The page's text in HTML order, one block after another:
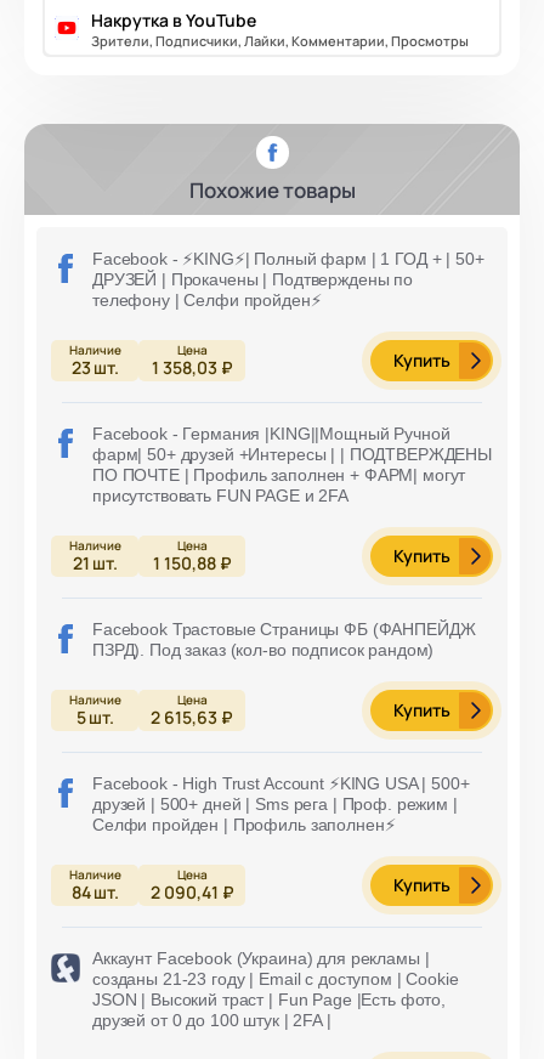
Накрутка в YouTube
Зрители, Подписчики, Лайки, Комментарии, Просмотры
Похожие товары
Facebook - ⚡️KING⚡️| Полный фарм | 1 ГОД + | 50+
ДРУЗЕЙ | Прокачены | Подтверждены по
телефону | Селфи пройден⚡️
23шт. 1 358,03 ₽ Купить
Facebook - Германия |KING||Мощный Ручной
фарм| 50+ друзей +Интересы | | ПОДТВЕРЖДЕНЫ
ПО ПОЧТЕ | Профиль заполнен + ФАРМ| могут
присутствовать FUN PAGE и 2FA
21 шт. 1 150,88 ₽ Купить
Facebook Трастовые Страницы ФБ (ФАНПЕЙДЖ
ПЗРД). Под заказ (кол-во подписок рандом)
5шт. 2 615,63 ₽ Купить
Facebook - High Trust Account ⚡️KING USA | 500+
друзей | 500+ дней | Sms рега | Проф. режим |
Селфи пройден | Профиль заполнен⚡️
84шт. 2 090,41 ₽ Купить
Аккаунт Facebook (Украина) для рекламы |
созданы 21-23 году | Email с доступом | Cookie
JSON | Высокий траст | Fun Page |Есть фото,
друзей от 0 до 100 штук | 2FA |